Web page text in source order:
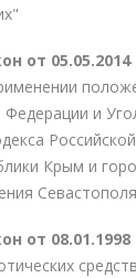
от
Федерации и
Крым и
от